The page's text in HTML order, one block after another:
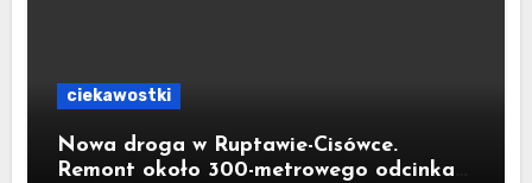
ciekawostki
Nowa droga w Ruptawie-Cisówce.
Remont około 300-metrowego odcinka